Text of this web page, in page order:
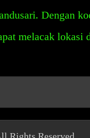
Dengan
melacak lokasi